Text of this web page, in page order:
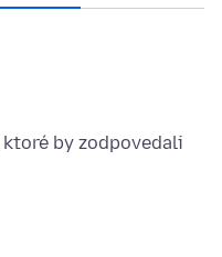
by zodpovedali